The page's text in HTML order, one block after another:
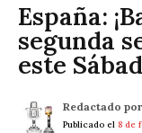
España:
segunda
este
Redactado
Publicado el 8 de